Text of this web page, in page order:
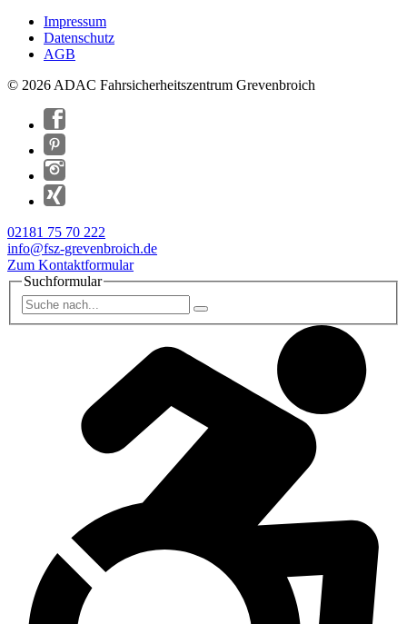
Impressum
Datenschutz
AGB
© 2026 ADAC Fahrsicherheitszentrum Grevenbroich
02181 75 70 222
info@fsz-grevenbroich.de
Zum Kontaktformular
Suchformular